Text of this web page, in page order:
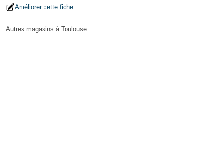
Améliorer cette fiche
Autres magasins à Toulouse